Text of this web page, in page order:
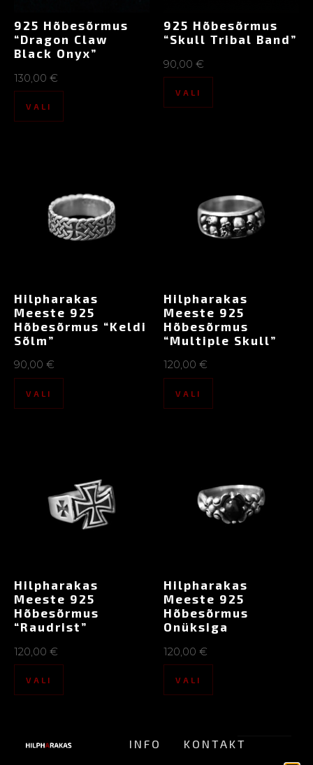
925 Hõbesõrmus
“Dragon Claw
Black Onyx”
130,00 €
VALI
925 Hõbesõrmus
“Skull Tribal Band”
90,00 €
VALI
Hilpharakas
Meeste 925
Hõbesõrmus “Keldi
Sõlm”
90,00 €
VALI
Hilpharakas
Meeste 925
Hõbesõrmus
“Multiple Skull”
120,00 €
VALI
Hilpharakas
Meeste 925
Hõbesõrmus
“Raudrist”
120,00 €
VALI
Hilpharakas
Meeste 925
Hõbesõrmus
Onüksiga
120,00 €
VALI
INFO KONTAKT